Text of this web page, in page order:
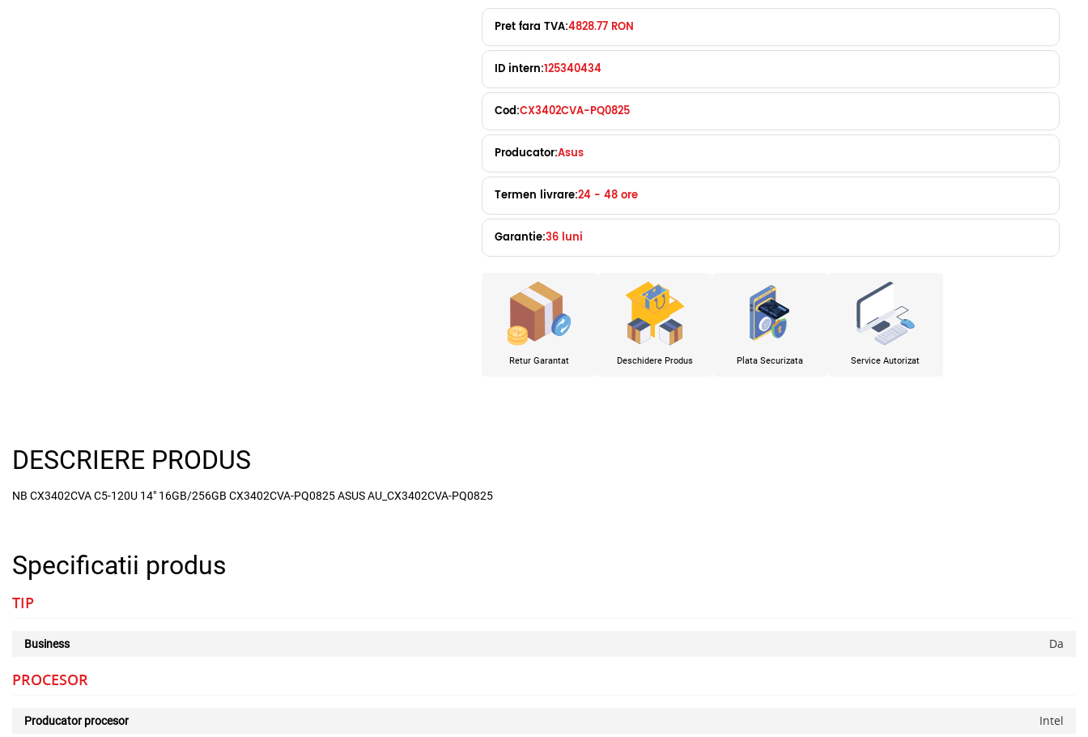
Pret fara TVA:4828.77 RON
ID intern:125340434
Cod:CX3402CVA-PQ0825
Producator:Asus
Termen livrare:24 - 48 ore
Garantie:36 luni
Retur Garantat Deschidere Produs Plata Securizata Service Autorizat
DESCRIERE PRODUS
NB CX3402CVA C5-120U 14" 16GB/256GB CX3402CVA-PQ0825 ASUS AU_CX3402CVA-PQ0825
Specificatii produs
TIP
Business Da
PROCESOR
Producator procesor Intel